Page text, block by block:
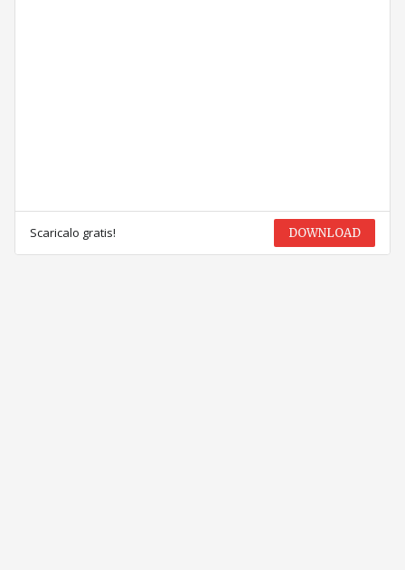
Scaricalo gratis! DOWNLOAD